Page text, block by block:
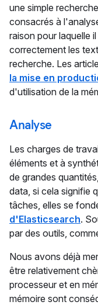
une simple
consacrés à
raison pour laquelle
correctement les
recherche. Les
la mise en
d'utilisation de la
Analyse
Les charges de
éléments et à
de grandes
data, si cela signifie
tâches, elles se
d'Elasticsearch.
par des outils,
Nous avons déjà
être relativement
processeur et en
mémoire sont